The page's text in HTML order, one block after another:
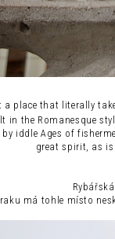
a place that literally
in the Romanesque
by iddle Ages of
great spirit , as is
má tohle místo